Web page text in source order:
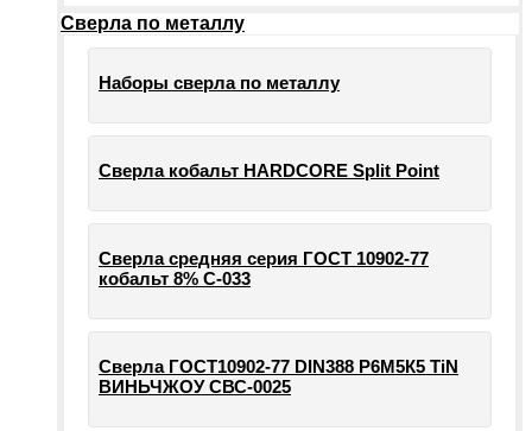
Сверла по металлу
Наборы сверла по металлу
Сверла кобальт HARDCORE Split Point
Сверла средняя серия ГОСТ 10902-77
кобальт 8% С-033
Сверла ГОСТ10902-77 DIN388 Р6М5К5 TiN
ВИНЬЧЖОУ СВС-0025